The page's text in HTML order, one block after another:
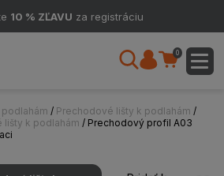
10 % ZĽAVU za registráciu
0
/ Prechodové lišty k podlahám /
k podlahám / Prechodový profil A03